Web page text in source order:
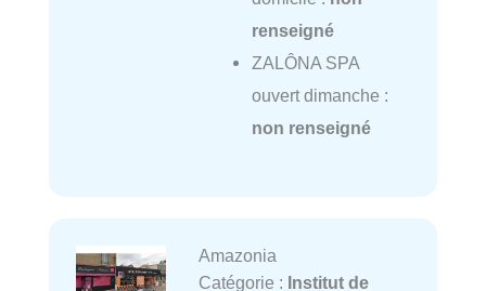
renseigné
ZALÔNA SPA
ouvert dimanche :
non renseigné
Amazonia
Catégorie : Institut de